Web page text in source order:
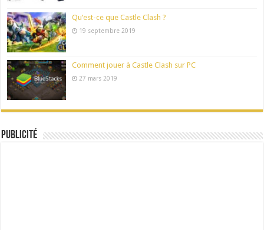
Qu’est-ce que Castle Clash ?
19 septembre 2019
Comment jouer à Castle Clash sur PC
27 mars 2019
Publicité